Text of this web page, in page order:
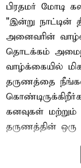
பிரதமர் மோடி
"இன்று நாட்டின்
அனைவரின்
தொடக்கம்
வாழ்க்கையில்
தருணத்தை
கனவுகள்
தருணத்தின் ஒரு